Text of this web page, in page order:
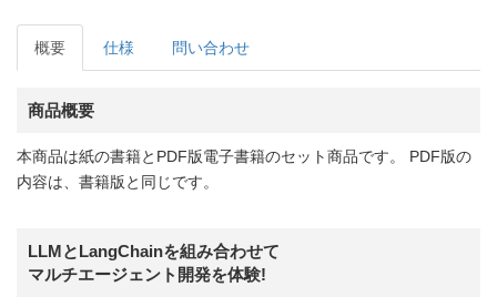
概要 仕様 問い合わせ
商品概要
本商品は紙の書籍とPDF版電子書籍のセット商品です。 PDF版の
内容は、書籍版と同じです。
LLMとLangChainを組み合わせて
マルチエージェント開発を体験!